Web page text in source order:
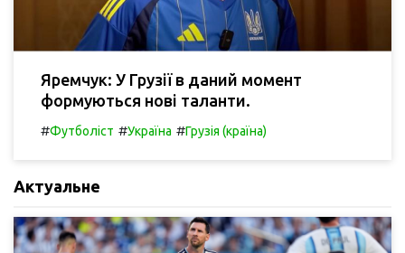
Яремчук: У Грузії в даний момент
формуються нові таланти.
#Футболіст #Україна #Грузія (країна)
Актуальне